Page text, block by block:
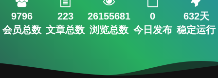
9796
会员总数
223
文章总数
26155681
浏览总数
0
今日发布
632天
稳定运行